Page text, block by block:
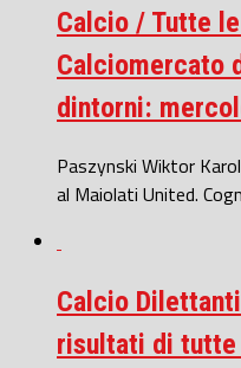
Calcio / Tutte
Calciomercato
dintorni:
Paszynski Wiktor
al Maiolati United.
Calcio
risultati di tutte